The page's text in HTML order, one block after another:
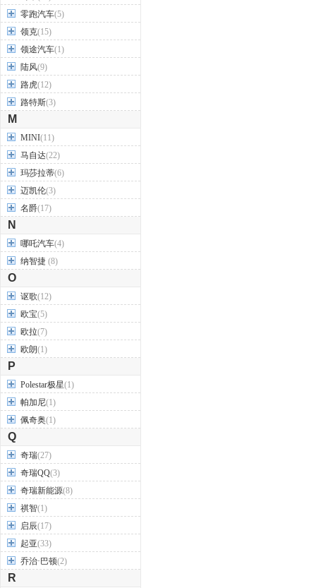
零跑汽车(5)
领克(15)
领途汽车(1)
陆风(9)
路虎(12)
路特斯(3)
M
MINI(11)
马自达(22)
玛莎拉蒂(6)
迈凯伦(3)
名爵(17)
N
哪吒汽车(4)
纳智捷 (8)
O
讴歌(12)
欧宝(5)
欧拉(7)
欧朗(1)
P
Polestar极星(1)
帕加尼(1)
佩奇奥(1)
Q
奇瑞(27)
奇瑞QQ(3)
奇瑞新能源(8)
祺智(1)
启辰(17)
起亚(33)
乔治·巴顿(2)
R